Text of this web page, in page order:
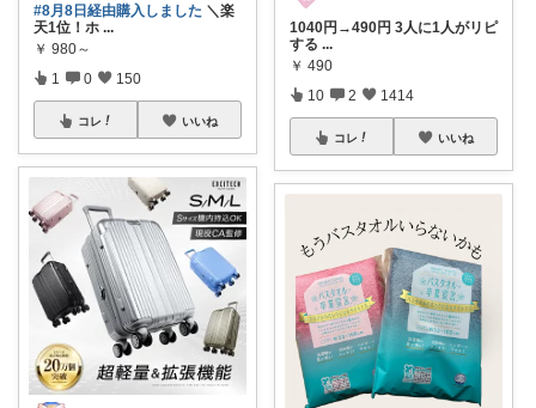
#8月8日経由購入しました ＼楽
天1位！ホ ...
￥ 980～
1 0 150
コレ いいね
1040円→490円 3人に1人がリピ
する ...
￥ 490
10 2 1414
コレ いいね